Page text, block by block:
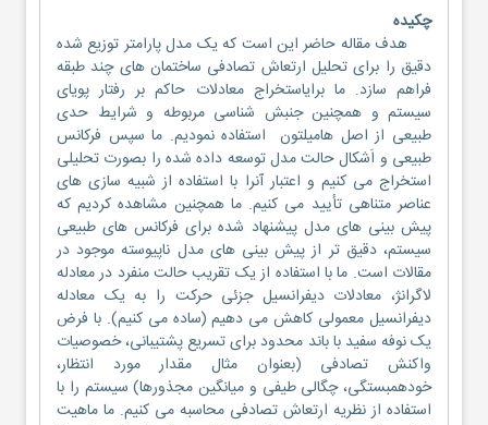
چکیده
هدف مقاله حاضر این است که یک مدل پارامتر توزیع شده
دقیق را برای تحلیل ارتعاش تصادفی ساختمان های چند طبقه
فراهم سازد. ما برایاستخراج معادلات حاکم بر رفتار پویای
سیستم و همچنین جنبش شناسی مربوطه و شرایط حدی
طبیعی از اصل هامیلتون استفاده نمودیم. ما سپس فرکانس
طبیعی و اَشکال حالت مدل توسعه داده شده را بصورت تحلیلی
استخراج می کنیم و اعتبار آنرا با استفاده از شبیه سازی های
عناصر متناهی تأیید می کنیم. ما همچنین مشاهده کردیم که
پیش بینی های مدل پیشنهاد شده برای فرکانس های طبیعی
سیستم، دقیق تر از پیش بینی های مدل ناپیوسته موجود در
مقالات است. ما با استفاده از یک تقریب حالت منفرد در معادله
لاگرانژ، معادلات دیفرانسیل جزئی حرکت را به یک معادله
دیفرانسیل معمولی کاهش می دهیم (ساده می کنیم). با فرض
یک نوفه سفيد با باند محدود برای تسریع پشتیبانی، خصوصیات
واکنش تصادفی (بعنوان مثال مقدار مورد انتظار،
خودهمبستگی، چگالی طیفی و میانگین مجذورها) سیستم را با
استفاده از نظریه ارتعاش تصادفی محاسبه می کنیم. ما ماهیت